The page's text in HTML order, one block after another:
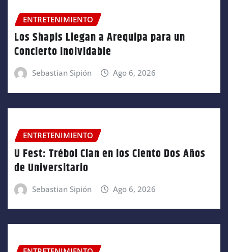
ENTRETENIMIENTO
Los Shapis Llegan a Arequipa para un
Concierto Inolvidable
Sebastian Sipión Ago 6, 2026
ENTRETENIMIENTO
U Fest: Trébol Clan en los Ciento Dos Años
de Universitario
Sebastian Sipión Ago 6, 2026